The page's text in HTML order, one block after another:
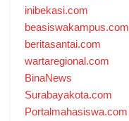
inibekasi.com
beasiswakampus.com
beritasantai.com
wartaregional.com
BinaNews
Surabayakota.com
Portalmahasiswa.com